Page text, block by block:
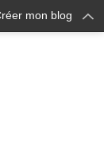
mon blog